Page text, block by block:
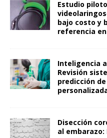
Estudio
bajo costo y
referencia
Inteligencia
Revisión
predicción
Disección
al embarazo: